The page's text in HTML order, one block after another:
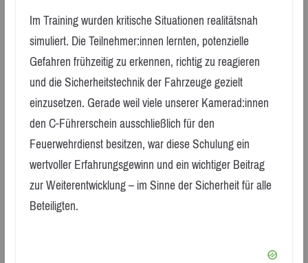
Im Training wurden kritische Situationen realitätsnah
simuliert. Die Teilnehmer:innen lernten, potenzielle
Gefahren frühzeitig zu erkennen, richtig zu reagieren
und die Sicherheitstechnik der Fahrzeuge gezielt
einzusetzen. Gerade weil viele unserer Kamerad:innen
den C-Führerschein ausschließlich für den
Feuerwehrdienst besitzen, war diese Schulung ein
wertvoller Erfahrungsgewinn und ein wichtiger Beitrag
zur Weiterentwicklung – im Sinne der Sicherheit für alle
Beteiligten.